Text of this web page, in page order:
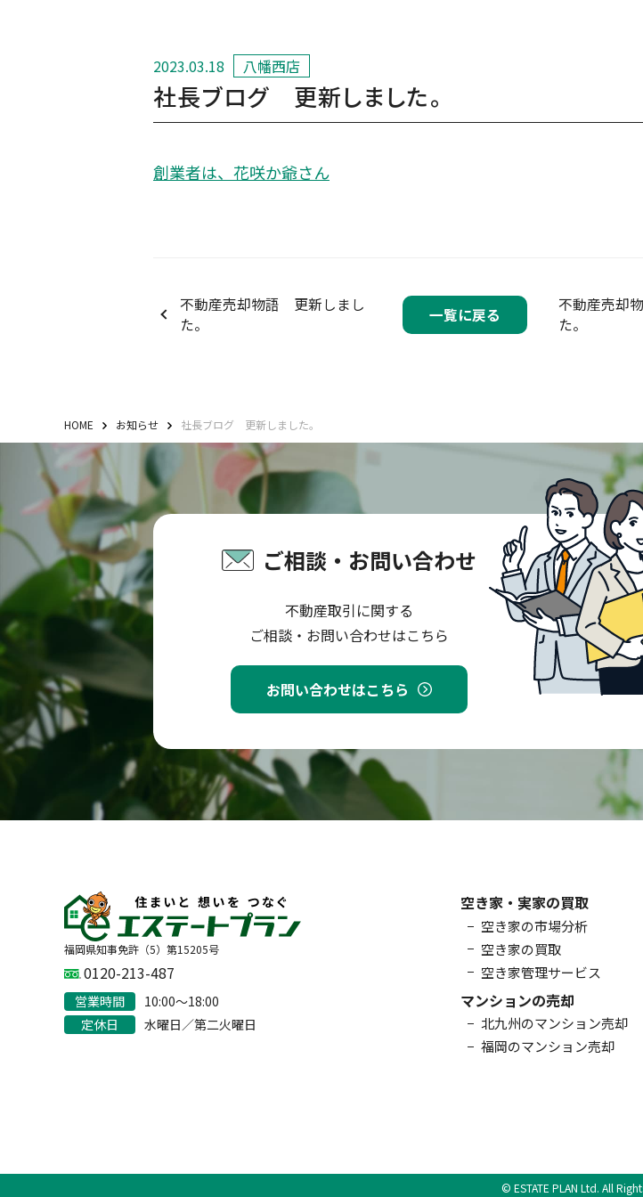
2023.03.18 八幡西店
社長ブログ 更新しました。
創業者は、花咲か爺さん
不動産売却物語 更新しまし
た。
一覧に戻る
不動産売却
た。
HOME お知らせ 社長ブログ 更新しました。
ご相談・お問い合わせ
不動産取引に関する
ご相談・お問い合わせはこちら
お問い合わせはこちら
福岡県知事免許（5）第15205号
0120-213-487
営業時間
10:00〜18:00
定休日
水曜日／第二火曜日
空き家・実家の買取
空き家の市場分析
空き家の買取
空き家管理サービス
マンションの売却
北九州のマンション売却
福岡のマンション売却
© ESTATE PLAN Ltd. All